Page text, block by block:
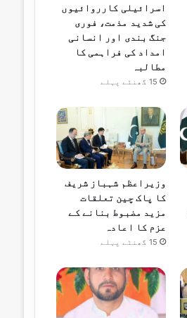
اسرائیلی کارروائیوں
کی شدید مذمت، فوری
جنگ بندی اور انسانی
امداد کی فراہمی کا
مطالبہ
15 گھنٹے پہلے
وزیراعظم شہباز شریف
کا پاک چین تعلقات
مزید مضبوط بنانے کے
عزم کا اعادہ
15 گھنٹے پہلے